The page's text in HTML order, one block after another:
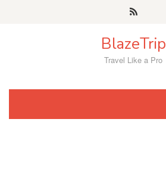
BlazeTrip
Travel Like a Pro